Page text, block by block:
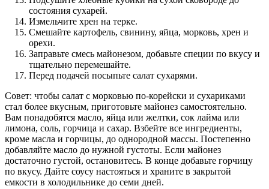
состояния сухарей.
Измельчите хрен на терке.
Смешайте картофель, свинину, яйца, морковь, хрен и
орехи.
Заправьте смесь майонезом, добавьте специи по вкусу и
тщательно перемешайте.
Перед подачей посыпьте салат сухарями.
Совет: чтобы салат с морковью по-корейски и сухариками
стал более вкусным, приготовьте майонез самостоятельно.
Вам понадобятся масло, яйца или желтки, сок лайма или
лимона, соль, горчица и сахар. Взбейте все ингредиенты,
кроме масла и горчицы, до однородной массы. Постепенно
добавляйте масло до нужной густоты. Если майонез
достаточно густой, остановитесь. В конце добавьте горчицу
по вкусу. Дайте соусу настояться и храните в закрытой
емкости в холодильнике до семи дней.